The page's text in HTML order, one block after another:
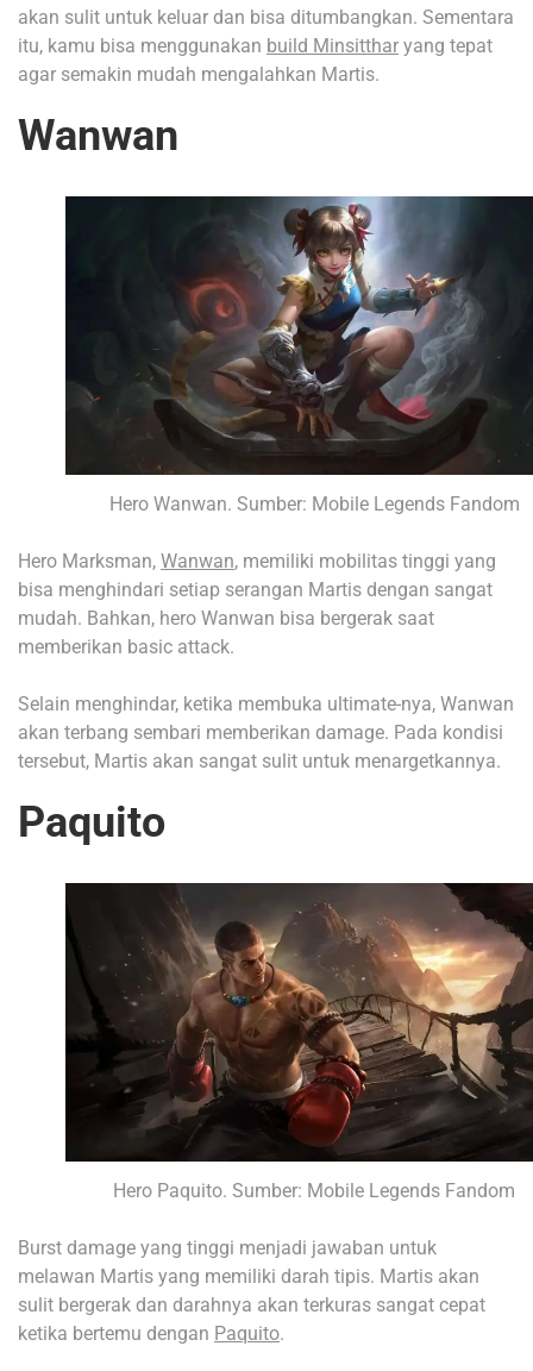
akan sulit untuk keluar dan bisa ditumbangkan. Sementara
itu, kamu bisa menggunakan build Minsitthar yang tepat
agar semakin mudah mengalahkan Martis.
Wanwan
Hero Wanwan. Sumber: Mobile Legends Fandom
Hero Marksman, Wanwan, memiliki mobilitas tinggi yang
bisa menghindari setiap serangan Martis dengan sangat
mudah. Bahkan, hero Wanwan bisa bergerak saat
memberikan basic attack.
Selain menghindar, ketika membuka ultimate-nya, Wanwan
akan terbang sembari memberikan damage. Pada kondisi
tersebut, Martis akan sangat sulit untuk menargetkannya.
Paquito
Hero Paquito. Sumber: Mobile Legends Fandom
Burst damage yang tinggi menjadi jawaban untuk
melawan Martis yang memiliki darah tipis. Martis akan
sulit bergerak dan darahnya akan terkuras sangat cepat
ketika bertemu dengan Paquito.